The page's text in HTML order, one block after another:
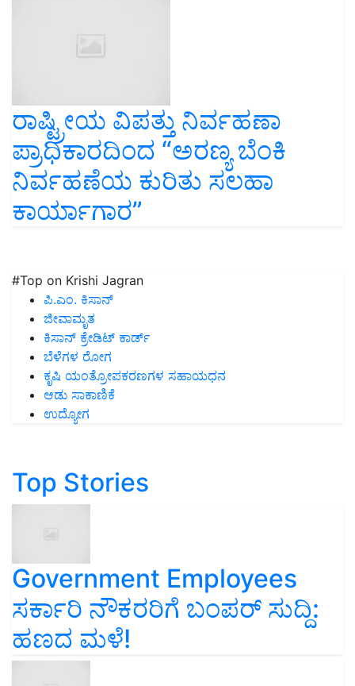
ರಾಷ್ಟ್ರೀಯ ವಿಪತ್ತು ನಿರ್ವಹಣಾ
ಪ್ರಾಧಿಕಾರದಿಂದ “ಅರಣ್ಯ ಬೆಂಕಿ
ನಿರ್ವಹಣೆಯ ಕುರಿತು ಸಲಹಾ
ಕಾರ್ಯಾಗಾರ”
#Top on Krishi Jagran
ಪಿ.ಎಂ. ಕಿಸಾನ್
ಜೀವಾಮೃತ
ಕಿಸಾನ್ ಕ್ರೇಡಿಟ್ ಕಾರ್ಡ್
ಬೆಳೆಗಳ ರೋಗ
ಕೃಷಿ ಯಂತ್ರೋಪಕರಣಗಳ ಸಹಾಯಧನ
ಆಡು ಸಾಕಾಣಿಕೆ
ಉದ್ಯೋಗ
Top Stories
Government Employees
ಸರ್ಕಾರಿ ನೌಕರರಿಗೆ ಬಂಪರ್‌ ಸುದ್ದಿ:
ಹಣದ ಮಳೆ!